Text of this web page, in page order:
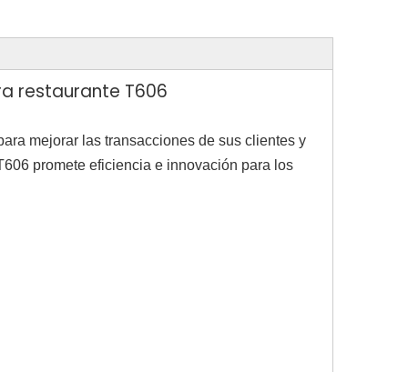
restaurante T606
mejorar las transacciones de sus clientes y
promete eficiencia e innovación para los